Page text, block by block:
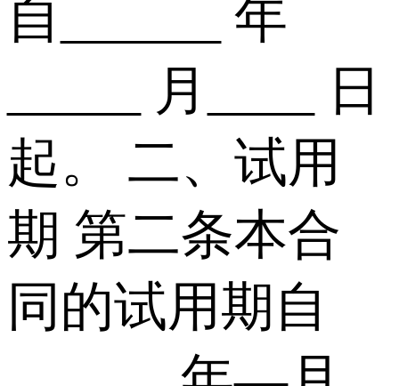
自______ 年
_____ 月____ 日
起。 二、试用
期 第二条本合
同的试用期自